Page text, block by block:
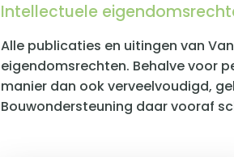
Intellectuele
Alle publicaties en uitingen van
eigendomsrechten. Behalve voor
manier dan ook verveelvoudigd,
Bouwondersteuning daar vooraf